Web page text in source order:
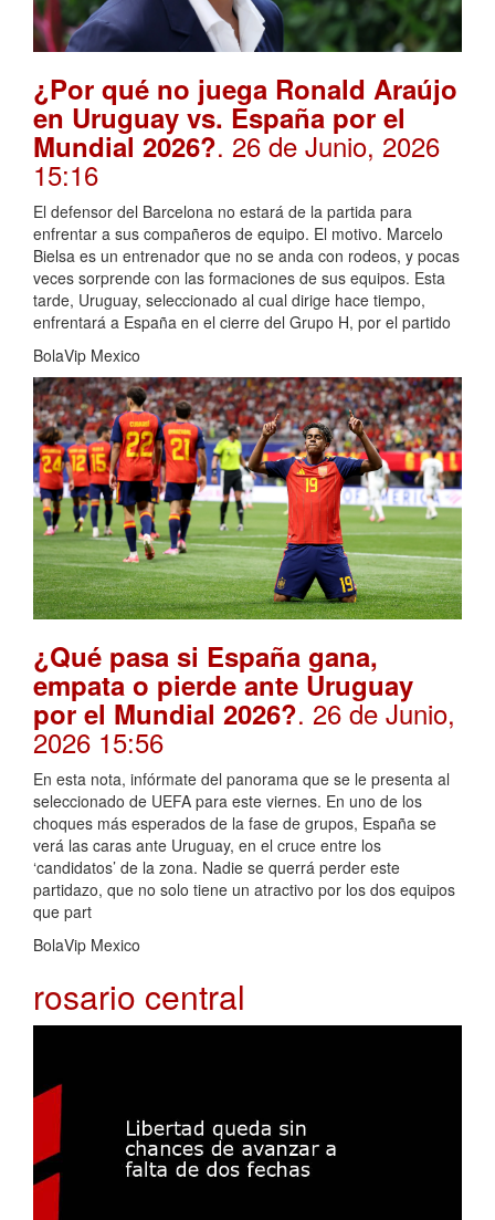
¿Por qué no juega Ronald Araújo
en Uruguay vs. España por el
Mundial 2026?. 26 de Junio, 2026
15:16
El defensor del Barcelona no estará de la partida para
enfrentar a sus compañeros de equipo. El motivo. Marcelo
Bielsa es un entrenador que no se anda con rodeos, y pocas
veces sorprende con las formaciones de sus equipos. Esta
tarde, Uruguay, seleccionado al cual dirige hace tiempo,
enfrentará a España en el cierre del Grupo H, por el partido
BolaVip Mexico
¿Qué pasa si España gana,
empata o pierde ante Uruguay
por el Mundial 2026?. 26 de Junio,
2026 15:56
En esta nota, infórmate del panorama que se le presenta al
seleccionado de UEFA para este viernes. En uno de los
choques más esperados de la fase de grupos, España se
verá las caras ante Uruguay, en el cruce entre los
‘candidatos’ de la zona. Nadie se querrá perder este
partidazo, que no solo tiene un atractivo por los dos equipos
que part
BolaVip Mexico
rosario central